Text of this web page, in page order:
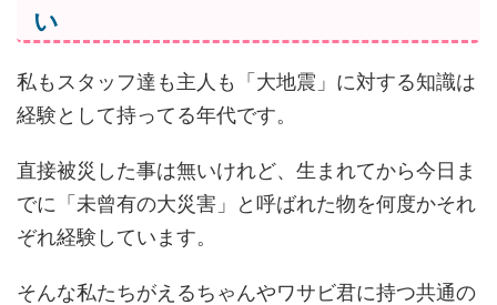
い
私もスタッフ達も主人も「大地震」に対する知識は
経験として持ってる年代です。
直接被災した事は無いけれど、生まれてから今日ま
でに「未曾有の大災害」と呼ばれた物を何度かそれ
ぞれ経験しています。
そんな私たちがえるちゃんやワサビ君に持つ共通の